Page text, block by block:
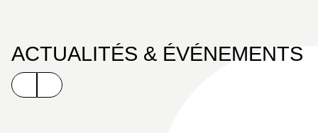
ACTUALITÉS & ÉVÉNEMENTS